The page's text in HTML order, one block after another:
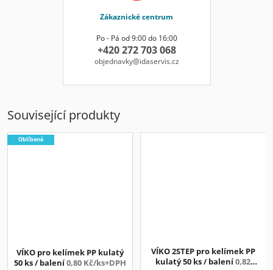
Zákaznické centrum
Po - Pá od 9:00 do 16:00
+420 272 703 068
objednavky@idaservis.cz
Související produkty
Oblíbené
VÍKO pro kelímek PP kulatý
50 ks / balení0,80 Kč/ks+DPH
VÍKO 2STEP pro kelímek PP
kulatý 50 ks / balení0,82